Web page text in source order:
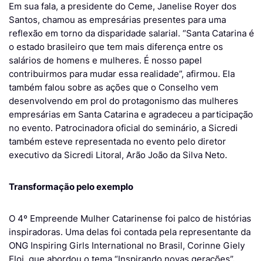
Em sua fala, a presidente do Ceme, Janelise Royer dos
Santos, chamou as empresárias presentes para uma
reflexão em torno da disparidade salarial. “Santa Catarina é
o estado brasileiro que tem mais diferença entre os
salários de homens e mulheres. É nosso papel
contribuirmos para mudar essa realidade”, afirmou. Ela
também falou sobre as ações que o Conselho vem
desenvolvendo em prol do protagonismo das mulheres
empresárias em Santa Catarina e agradeceu a participação
no evento. Patrocinadora oficial do seminário, a Sicredi
também esteve representada no evento pelo diretor
executivo da Sicredi Litoral, Arão João da Silva Neto.
Transformação pelo exemplo
O 4º Empreende Mulher Catarinense foi palco de histórias
inspiradoras. Uma delas foi contada pela representante da
ONG Inspiring Girls International no Brasil, Corinne Giely